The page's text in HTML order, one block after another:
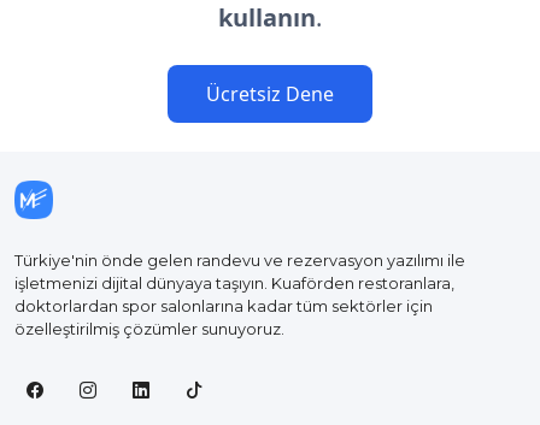
kullanın.
Ücretsiz Dene
Türkiye'nin önde gelen randevu ve rezervasyon yazılımı ile
işletmenizi dijital dünyaya taşıyın. Kuaförden restoranlara,
doktorlardan spor salonlarına kadar tüm sektörler için
özelleştirilmiş çözümler sunuyoruz.